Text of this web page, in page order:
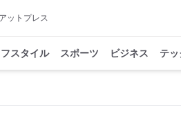
ットプレス
スタイル スポーツ ビジネス テッ